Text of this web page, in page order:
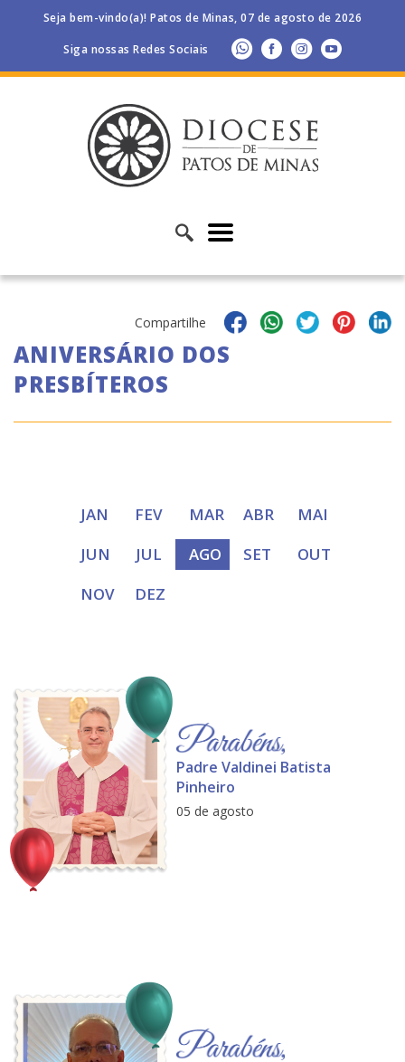
Seja bem-vindo(a)! Patos de Minas, 07 de agosto de 2026
Siga nossas Redes Sociais
Compartilhe
ANIVERSÁRIO DOS
PRESBÍTEROS
JAN FEV MAR ABR
MAI
JUN
JUL AGO SET
OUT
NOV
DEZ
Padre Valdinei Batista
Pinheiro
05 de agosto